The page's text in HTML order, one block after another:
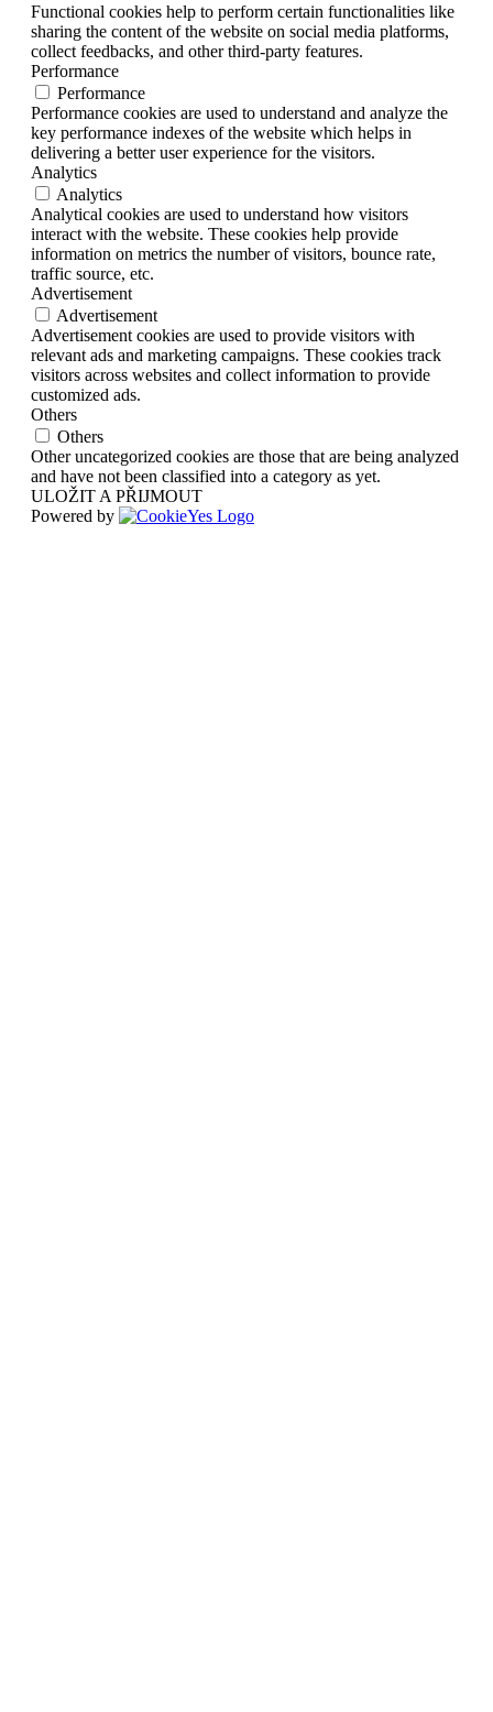
Functional cookies help to perform certain functionalities like
sharing the content of the website on social media platforms,
collect feedbacks, and other third-party features.
Performance
Performance
Performance cookies are used to understand and analyze the
key performance indexes of the website which helps in
delivering a better user experience for the visitors.
Analytics
Analytics
Analytical cookies are used to understand how visitors
interact with the website. These cookies help provide
information on metrics the number of visitors, bounce rate,
traffic source, etc.
Advertisement
Advertisement
Advertisement cookies are used to provide visitors with
relevant ads and marketing campaigns. These cookies track
visitors across websites and collect information to provide
customized ads.
Others
Others
Other uncategorized cookies are those that are being analyzed
and have not been classified into a category as yet.
ULOŽIT A PŘIJMOUT
Powered by